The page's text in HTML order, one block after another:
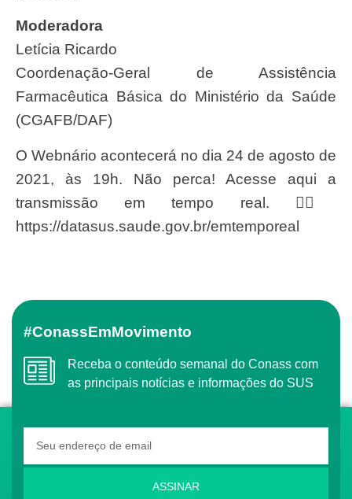
Moderadora
Letícia Ricardo
Coordenação-Geral de Assistência
Farmacêutica Básica do Ministério da Saúde
(CGAFB/DAF)
O Webnário acontecerá no dia 24 de agosto de
2021, às 19h. Não perca! Acesse aqui a
transmissão em tempo real. 👇🏾
https://datasus.saude.gov.br/emtemporeal
#ConassEmMovimento
Receba o conteúdo semanal do Conass com
as principais notícias e informações do SUS
ASSINAR